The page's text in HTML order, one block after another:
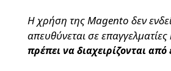
Η χρήση της Magento δεν
απευθύνεται σε
πρέπει να διαχειρίζονται